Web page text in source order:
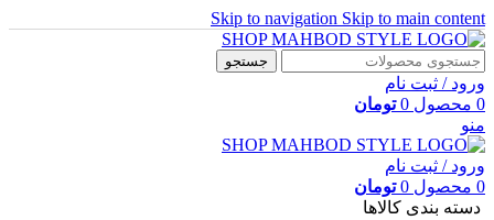
Skip to navigation Skip to main content
جستجو
ورود / ثبت نام
0 محصول 0 تومان
منو
ورود / ثبت نام
0 محصول 0 تومان
دسته بندی کالاها